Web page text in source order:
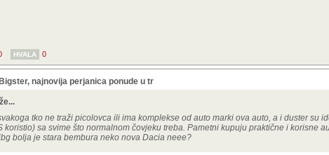
HVALA 0
najnovija perjanica ponude u tr
tko ne traži picolovca ili ima komplekse od auto marki ova auto, a i duster su
koristio) sa svime što normalnom čovjeku treba. Pametni kupuju praktične i korisne
bolja je stara bembura neko nova Dacia neee?